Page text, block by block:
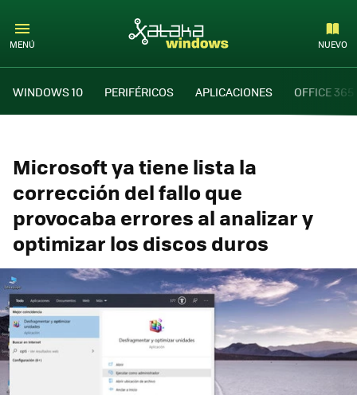
MENÚ NUEVO
WINDOWS 10 PERIFÉRICOS APLICACIONES OFFICE 365
Microsoft ya tiene lista la
corrección del fallo que
provocaba errores al analizar y
optimizar los discos duros